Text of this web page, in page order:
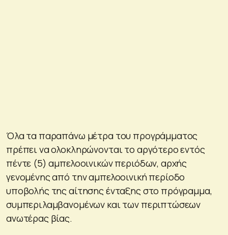
Όλα τα παραπάνω µέτρα του προγράμματος
πρέπει να ολοκληρώνονται το αργότερο εντός
πέντε (5) αµπελοοινικών περιόδων, αρχής
γενομένης από την αμπελοοινική περίοδο
υποβολής της αίτησης ένταξης στο πρόγραμμα,
συµπεριλαµβανοµένων και των περιπτώσεων
ανωτέρας βίας.